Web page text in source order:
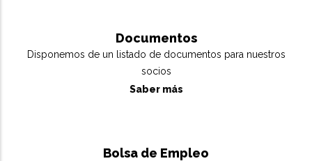
Documentos
Disponemos de un listado de documentos para nuestros
socios
Saber más
Bolsa de Empleo